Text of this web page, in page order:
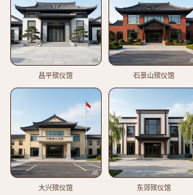
昌平殡仪馆 石景山殡仪馆
大兴殡仪馆 东郊殡仪馆